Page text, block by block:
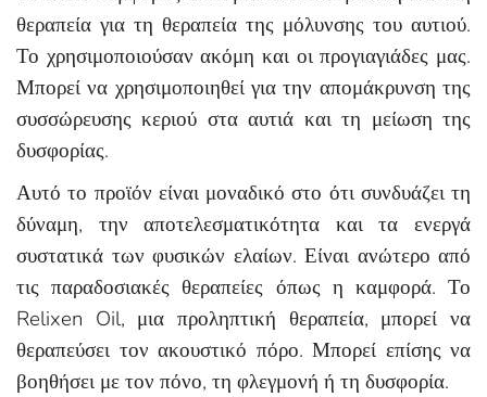
θεραπεία για τη θεραπεία της μόλυνσης του αυτιού.
Το χρησιμοποιούσαν ακόμη και οι προγιαγιάδες μας.
Μπορεί να χρησιμοποιηθεί για την απομάκρυνση της
συσσώρευσης κεριού στα αυτιά και τη μείωση της
δυσφορίας.
Αυτό το προϊόν είναι μοναδικό στο ότι συνδυάζει τη
δύναμη, την αποτελεσματικότητα και τα ενεργά
συστατικά των φυσικών ελαίων. Είναι ανώτερο από
τις παραδοσιακές θεραπείες όπως η καμφορά. Το
Relixen Oil, μια προληπτική θεραπεία, μπορεί να
θεραπεύσει τον ακουστικό πόρο. Μπορεί επίσης να
βοηθήσει με τον πόνο, τη φλεγμονή ή τη δυσφορία.